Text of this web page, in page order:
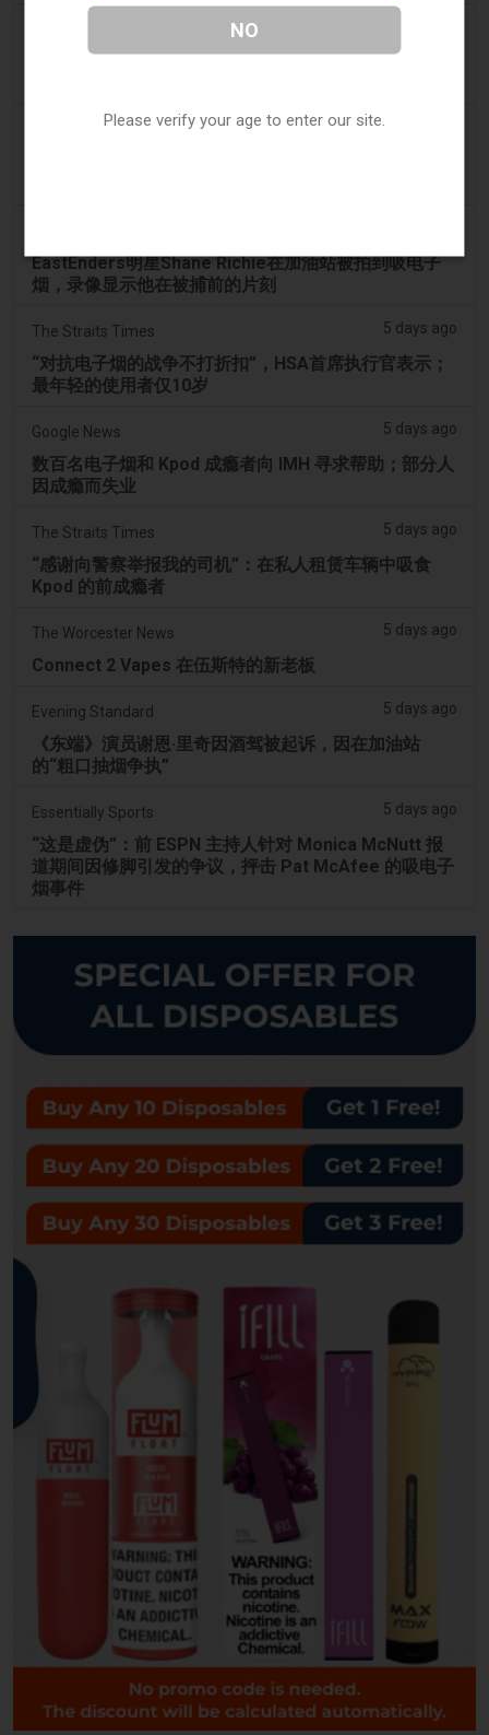
ABC (Australian Broadcasting Corporation)
4 days ago
EastEnders明星Shane Richie在加油站被拍到吸电子
烟，录像显示他在被捕前的片刻
The Straits Times 5 days ago
“对抗电子烟的战争不打折扣”，HSA首席执行官表示；
最年轻的使用者仅10岁
Google News 5 days ago
数百名电子烟和 Kpod 成瘾者向 IMH 寻求帮助；部分人
因成瘾而失业
The Straits Times 5 days ago
“感谢向警察举报我的司机”：在私人租赁车辆中吸食
Kpod 的前成瘾者
The Worcester News 5 days ago
Connect 2 Vapes 在伍斯特的新老板
Evening Standard 5 days ago
《东端》演员谢恩·里奇因酒驾被起诉，因在加油站
的“粗口抽烟争执”
Essentially Sports 5 days ago
“这是虚伪”：前 ESPN 主持人针对 Monica McNutt 报
道期间因修脚引发的争议，抨击 Pat McAfee 的吸电子
烟事件
NO
Please verify your age to enter our site.